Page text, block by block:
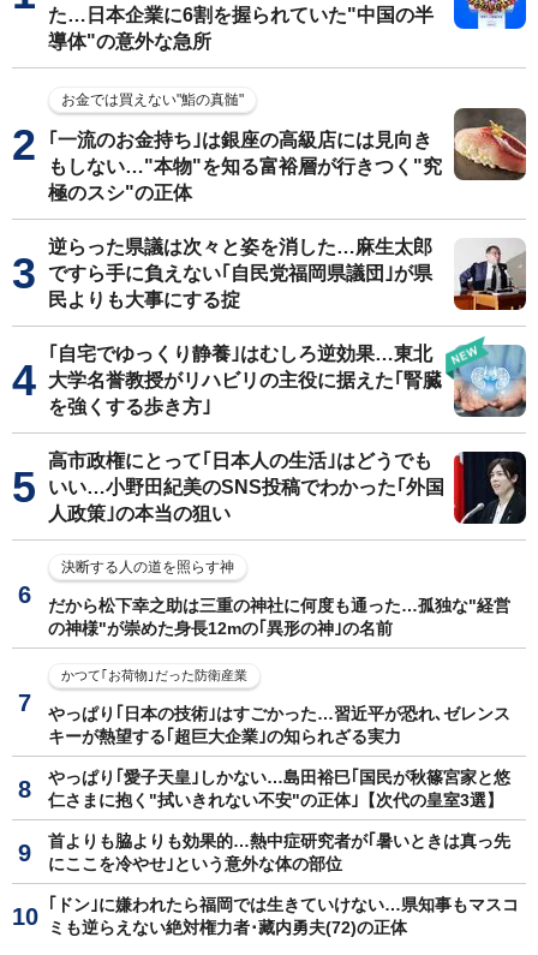
た…日本企業に6割を握られていた"中国の半
導体"の意外な急所
お金では買えない"鮨の真髄"
｢一流のお金持ち｣は銀座の高級店には見向き
もしない…"本物"を知る富裕層が行きつく"究
極のスシ"の正体
逆らった県議は次々と姿を消した…麻生太郎
ですら手に負えない｢自民党福岡県議団｣が県
民よりも大事にする掟
｢自宅でゆっくり静養｣はむしろ逆効果…東北
大学名誉教授がリハビリの主役に据えた｢腎臓
を強くする歩き方｣
高市政権にとって｢日本人の生活｣はどうでも
いい…小野田紀美のSNS投稿でわかった｢外国
人政策｣の本当の狙い
決断する人の道を照らす神
だから松下幸之助は三重の神社に何度も通った…孤独な"経営
の神様"が崇めた身長12mの｢異形の神｣の名前
かつて｢お荷物｣だった防衛産業
やっぱり｢日本の技術｣はすごかった…習近平が恐れ､ゼレンス
キーが熱望する｢超巨大企業｣の知られざる実力
やっぱり｢愛子天皇｣しかない…島田裕巳｢国民が秋篠宮家と悠
仁さまに抱く"拭いきれない不安"の正体｣【次代の皇室3選】
首よりも脇よりも効果的…熱中症研究者が｢暑いときは真っ先
にここを冷やせ｣という意外な体の部位
｢ドン｣に嫌われたら福岡では生きていけない…県知事もマスコ
ミも逆らえない絶対権力者･藏内勇夫(72)の正体